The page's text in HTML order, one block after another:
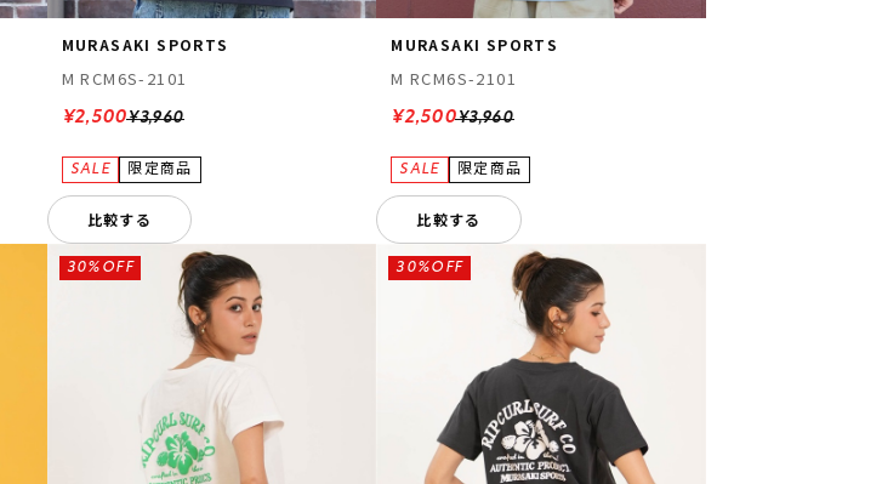
MURASAKI SPORTS
M RCM6S-2101
¥3,960
¥2,500
比較する
MURASAKI SPORTS
M RCM6S-2101
¥3,960
¥2,500
比較する
30%OFF 30%OFF